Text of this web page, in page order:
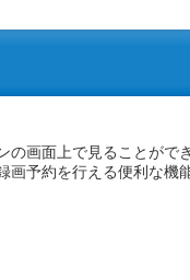
の画面上で見ることがで
予約を行える便利な機能